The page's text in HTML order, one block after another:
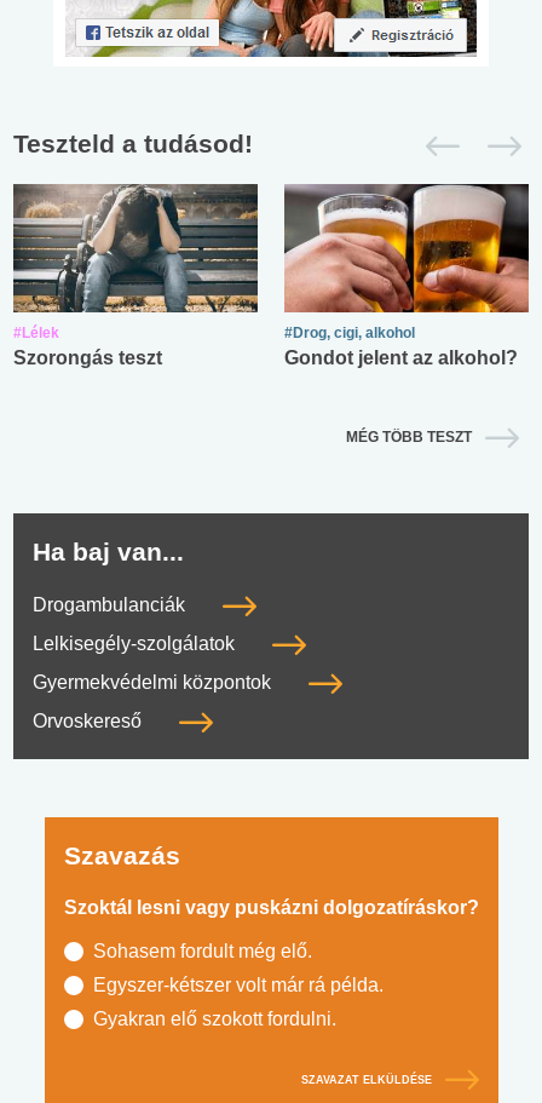
Teszteld a tudásod!
#Lélek
Szorongás teszt
#Drog, cigi, alkohol
Gondot jelent az alkohol?
MÉG TÖBB TESZT
Ha baj van...
Drogambulanciák
Lelkisegély-szolgálatok
Gyermekvédelmi központok
Orvoskereső
Szavazás
Szoktál lesni vagy puskázni dolgozatíráskor?
Sohasem fordult még elő.
Egyszer-kétszer volt már rá példa.
Gyakran elő szokott fordulni.
SZAVAZAT ELKÜLDÉSE